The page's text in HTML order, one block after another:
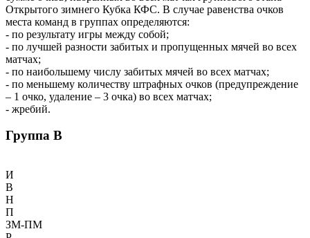
Открытого зимнего Кубка КФС. В случае равенства очков
места команд в группах определяются:
- по результату игры между собой;
- по лучшей разности забитых и пропущенных мячей во всех
матчах;
- по наибольшему числу забитых мячей во всех матчах;
- по меньшему количеству штрафных очков (предупреждение
– 1 очко, удаление – 3 очка) во всех матчах;
- жребий.
Группа B
И
В
Н
П
ЗМ-ПМ